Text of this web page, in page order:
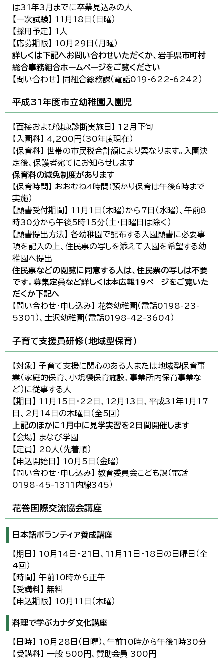
は31年3月までに卒業見込みの人
【一次試験】 11月18日（日曜）
【採用予定】 1人
【応募期限】 10月29日（月曜）
詳しくは下記へお問い合わせいただくか、岩手県市町村
総合事務組合ホームページをご覧ください
【問い合わせ】 同組合総務課（電話019-622-6242）
平成31年度市立幼稚園入園児
【面接および健康診断実施日】 12月下旬
【入園料】 4,200円（30年度現在）
【保育料】 世帯の市民税合計額により異なります。入園決
定後、保護者宛てにお知らせします
保育料の減免制度があります
【保育時間】 おおむね4時間（預かり保育は午後6時まで
実施）
【願書受付期間】 11月1日（木曜）から7日（水曜）、午前8
時30分から午後5時15分（土・日曜日は除く）
【願書提出方法】 各幼稚園で配布する入園願書に必要事
項を記入の上、住民票の写しを添えて入園を希望する幼
稚園へ提出
住民票などの閲覧に同意する人は、住民票の写しは不要
です。募集定員など詳しくは本広報19ページをご覧いた
だくか下記へ
【問い合わせ・申し込み】 花巻幼稚園（電話0198-23-
5301）、土沢幼稚園（電話0198-42-3604）
子育て支援員研修（地域型保育）
【対象】 子育て支援に関心のある人または地域型保育事
業（家庭的保育、小規模保育施設、事業所内保育事業な
ど）に従事する人
【期日】 11月15日・22日、12月13日、平成31年1月17
日、2月14日の木曜日（全5回）
上記のほかに1月中に見学実習を2日間開催します
【会場】 まなび学園
【定員】 20人（先着順）
【申込開始日】 10月5日（金曜）
【問い合わせ・申し込み】 教育委員会こども課（電話
0198-45-1311内線345）
花巻国際交流協会講座
日本語ボランティア養成講座
【期日】 10月14日・21日、11月11日・18日の日曜日（全
4回）
【時間】 午前10時から正午
【受講料】 無料
【申込期限】 10月11日（木曜）
料理で学ぶカナダ文化講座
【日時】 10月28日（日曜）、午前10時から午後1時30分
【受講料】 一般 500円、賛助会員 300円